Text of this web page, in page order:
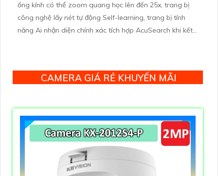
ống kính có thể zoom quang học lên đến 25x, trang bị
công nghệ lấy nét tự động Self-learning, trang bị tính
năng Ai nhận diện chính xác tích hợp AcuSearch khi kết
CAMERA GIÁ RẺ KHUYẾN MÃI